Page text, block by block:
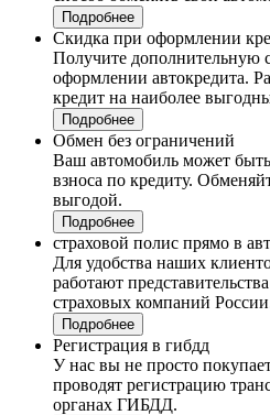
Подробнее
Скидка при оформлении
Получите дополнительную
оформлении автокредита.
кредит на наиболее
Подробнее
Обмен без ограничений
Ваш автомобиль может
взноса по кредиту.
выгодой.
Подробнее
страховой полис прямо в
Для удобства наших
работают
страховых компаний
Подробнее
Регистрация в гибдд
У нас вы не просто
проводят регистрацию
органах ГИБДД.